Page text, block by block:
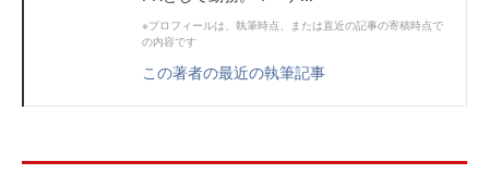
※プロフィールは、執筆時点、または直近の記事の寄稿時点で
の内容です
この著者の最近の執筆記事